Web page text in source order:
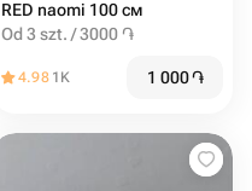
RED naomi 100 см
Od 3 szt. / 3000 ֏
4.98 1K 1 000֏